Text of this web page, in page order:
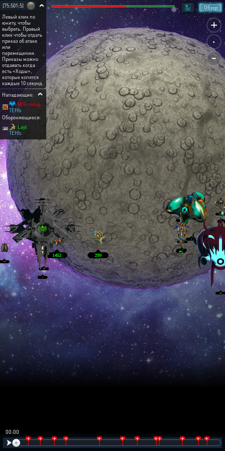
+
.
-
Обзор
[75:501:5]
Левый клик по
юниту, чтобы
выбрать. Правый
клик чтобы отдать
приказ об атаке
или
перемещении.
Приказы можно
отдавать когда
есть «Ходы»,
которые копятся
каждые 10 секунд.
Нападающие:
M1kroklop
ТЕНЬ
Обороняющиеся:
Layt
ТЕНЬ
00:01